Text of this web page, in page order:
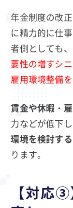
年金制度の改
に精力的に仕
者側としても、
要性の増すシ
雇用環境整備
賃金や休暇・
力などが低下
環境を検討する
ります。
【対応